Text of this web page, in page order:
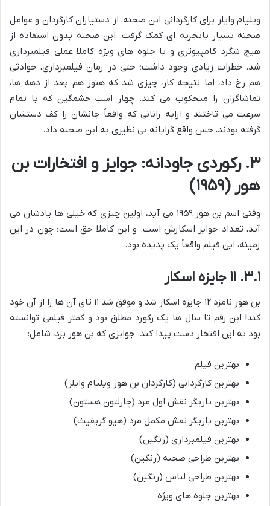
ویلیام وایلر برای کارگردانی این صحنه، از دستیاران کارگردان و عوامل
صحنه بسیار باتجربه ای کمک گرفت. این صحنه بدون استفاده از
هیچ شگرد کامپیوتری و با جلوه های ویژه کاملا عملی فیلمبرداری
شد. خطرات زیادی وجود داشت؛ حتی در زمان فیلمبرداری، حوادثی
هم رخ داد، اما نتیجه کار، چیزی شد که هنوز هم بعد از دهه ها،
تماشاگران را میخکوب می کند. چهار اسب خشمگین که با تمام
سرعت می تاختند و ارابه رانانی که واقعاً جانشان را کف دستشان
گرفته بودند، حس واقع گرایانه بی نظیری به این صحنه داد.
۳. رکوردی جاودانه: جوایز و افتخارات بن
هور (۱۹۵۹)
وقتی اسم بن هور ۱۹۵۹ می آید، اولین چیزی که خیلی ها یادشان می
آید، تعداد جوایز اسکارش است. و این کاملا حق است؛ چون در این
زمینه، این فیلم واقعاً یک پدیده بود.
۳.۱. ۱۱ جایزه اسکار
بن هور نامزد ۱۲ جایزه اسکار شد و موفق شد ۱۱ تای آن ها را از آن خود
کند! این رقم تا سال ها یک رکورد مطلق بود و کمتر فیلمی توانسته
بود به این افتخار دست پیدا کند. جوایزی که بن هور برد، شامل:
بهترین فیلم
بهترین کارگردانی (کارگردان بن هور ویلیام وایلر)
بهترین بازیگر نقش اول مرد (چارلتون هستون)
بهترین بازیگر نقش مکمل مرد (هیو گریفیث)
بهترین فیلمبرداری (رنگین)
بهترین طراحی صحنه (رنگین)
بهترین طراحی لباس (رنگین)
بهترین جلوه های ویژه